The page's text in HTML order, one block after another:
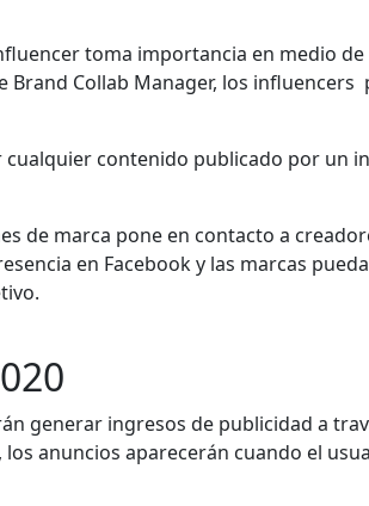
toma importancia en medio
Brand Collab Manager, los
contenido publicado por un
de marca pone en contacto a
en Facebook y las marcas
generar ingresos de publicidad a
anuncios aparecerán cuando el